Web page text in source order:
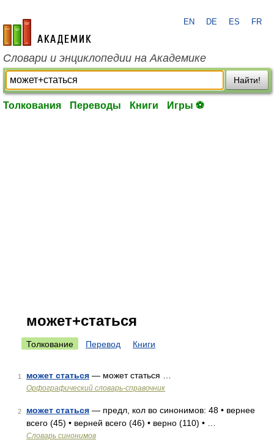
academic.ru
EN DE ES FR
Словари и энциклопедии на Академике
Найти!
Толкования Переводы Книги Игры ⚽
может+статься
Толкование Перевод Книги
1 может статься — может статься …
Орфографический словарь-справочник
2 может статься — предл, кол во синонимов: 48 • вернее
всего (45) • верней всего (46) • верно (110) • …
Словарь синонимов